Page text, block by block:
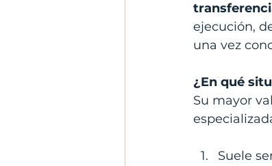
ejecución,
una vez
¿En qué
Su mayor
Suele